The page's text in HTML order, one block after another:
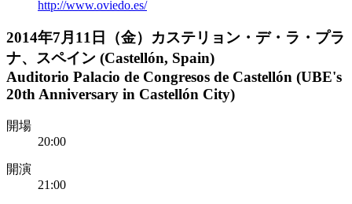
http://www.oviedo.es/
2014年7月11日（金）カステリョン・デ・ラ・プラ
ナ、スペイン (Castellón, Spain)
Auditorio Palacio de Congresos de Castellón (UBE's
20th Anniversary in Castellón City)
開場
20:00
開演
21:00